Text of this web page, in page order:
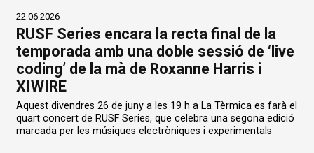
22.06.2026
RUSF Series encara la recta final de la
temporada amb una doble sessió de ‘live
coding’ de la mà de Roxanne Harris i
XIWIRE
Aquest divendres 26 de juny a les 19 h a La Tèrmica es farà el
quart concert de RUSF Series, que celebra una segona edició
marcada per les músiques electròniques i experimentals